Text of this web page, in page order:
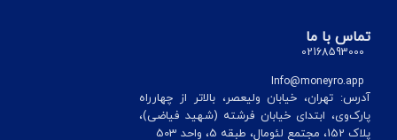
تماس با ما
02168593000
Info@moneyro.app
آدرس: تهران، خیابان ولیعصر، بالاتر از چهارراه
پارک‌وی، ابتدای خیابان فرشته (شهید فیاضی)،
پلاک 152، مجتمع لئومال، طبقه 5، واحد 503